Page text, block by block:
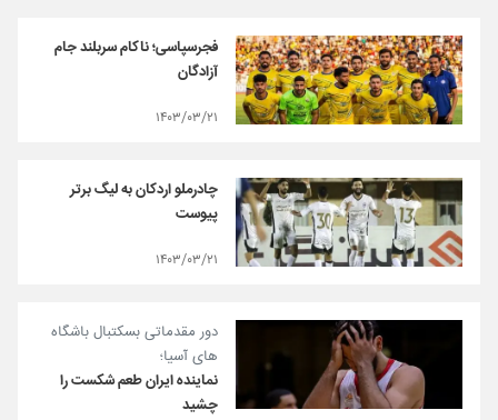
فجرسپاسی؛ ناکام سربلند جام
آزادگان
۱۴۰۳/۰۳/۲۱
چادرملو اردکان به لیگ برتر
پیوست
۱۴۰۳/۰۳/۲۱
دور مقدماتی بسکتبال باشگاه
های آسیا؛
نماینده ایران طعم شکست را
چشید